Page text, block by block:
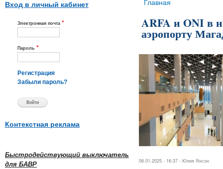
Вход в личный кабинет
Электронная почта *
Пароль *
Регистрация
Забыли пароль?
Контекстная реклама
Быстродействующий выключатель
для БАВР
Вы здесь
Главная
ARFA и ONI в
аэропорту
06.01.2025 - 16:37 - Юлия Янсон